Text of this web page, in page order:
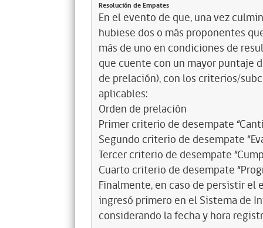
Resolución de Empates
En el evento de que, una vez
hubiese dos o más proponentes
más de uno en condiciones de
que cuente con un mayor puntaje
de prelación), con los criterios/
aplicables:
Orden de prelación
Primer criterio de desempate
Segundo criterio de desempate
Tercer criterio de desempate
Cuarto criterio de desempate
Finalmente, en caso de persistir el
ingresó primero en el Sistema de
considerando la fecha y hora